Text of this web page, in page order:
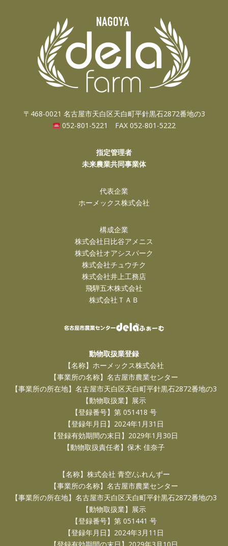
〒468-0021 名古屋市天白区天白町平針黒石2872番地の3
052-801-5221 FAX 052-801-5222
指定管理者
未来農業共同事業体
代表企業
ホーメックス株式会社
構成企業
株式会社日比谷アメニス
株式会社オアシスパーク
株式会社チュウチク
株式会社井上工務店
飛騨五木株式会社
株式会社ＴＡＢ
動物取扱業登録
【名称】ホーメックス株式会社
【事業所の名称】名古屋市農業センター
【事業所の所在地】名古屋市天白区天白町平針黒石2872番地の3
【動物取扱業】展示
【登録番号】第 051418 号
【登録年月日】2024年1月31日
【登録有効期間の末日】2029年1月30日
【動物取扱責任者】保木 佳奈子
【名称】株式会社 青空/ふれんずー
【事業所の名称】名古屋市農業センター
【事業所の所在地】名古屋市天白区天白町平針黒石2872番地の3
【動物取扱業】展示
【登録番号】第 051441 号
【登録年月日】2024年3月11日